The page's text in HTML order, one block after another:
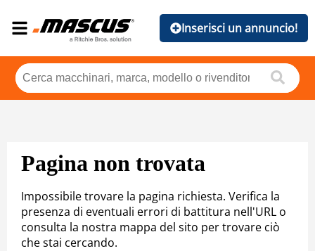
Inserisci un annuncio!
Pagina non trovata
Impossibile trovare la pagina richiesta. Verifica la
presenza di eventuali errori di battitura nell'URL o
consulta la nostra mappa del sito per trovare ciò
che stai cercando.